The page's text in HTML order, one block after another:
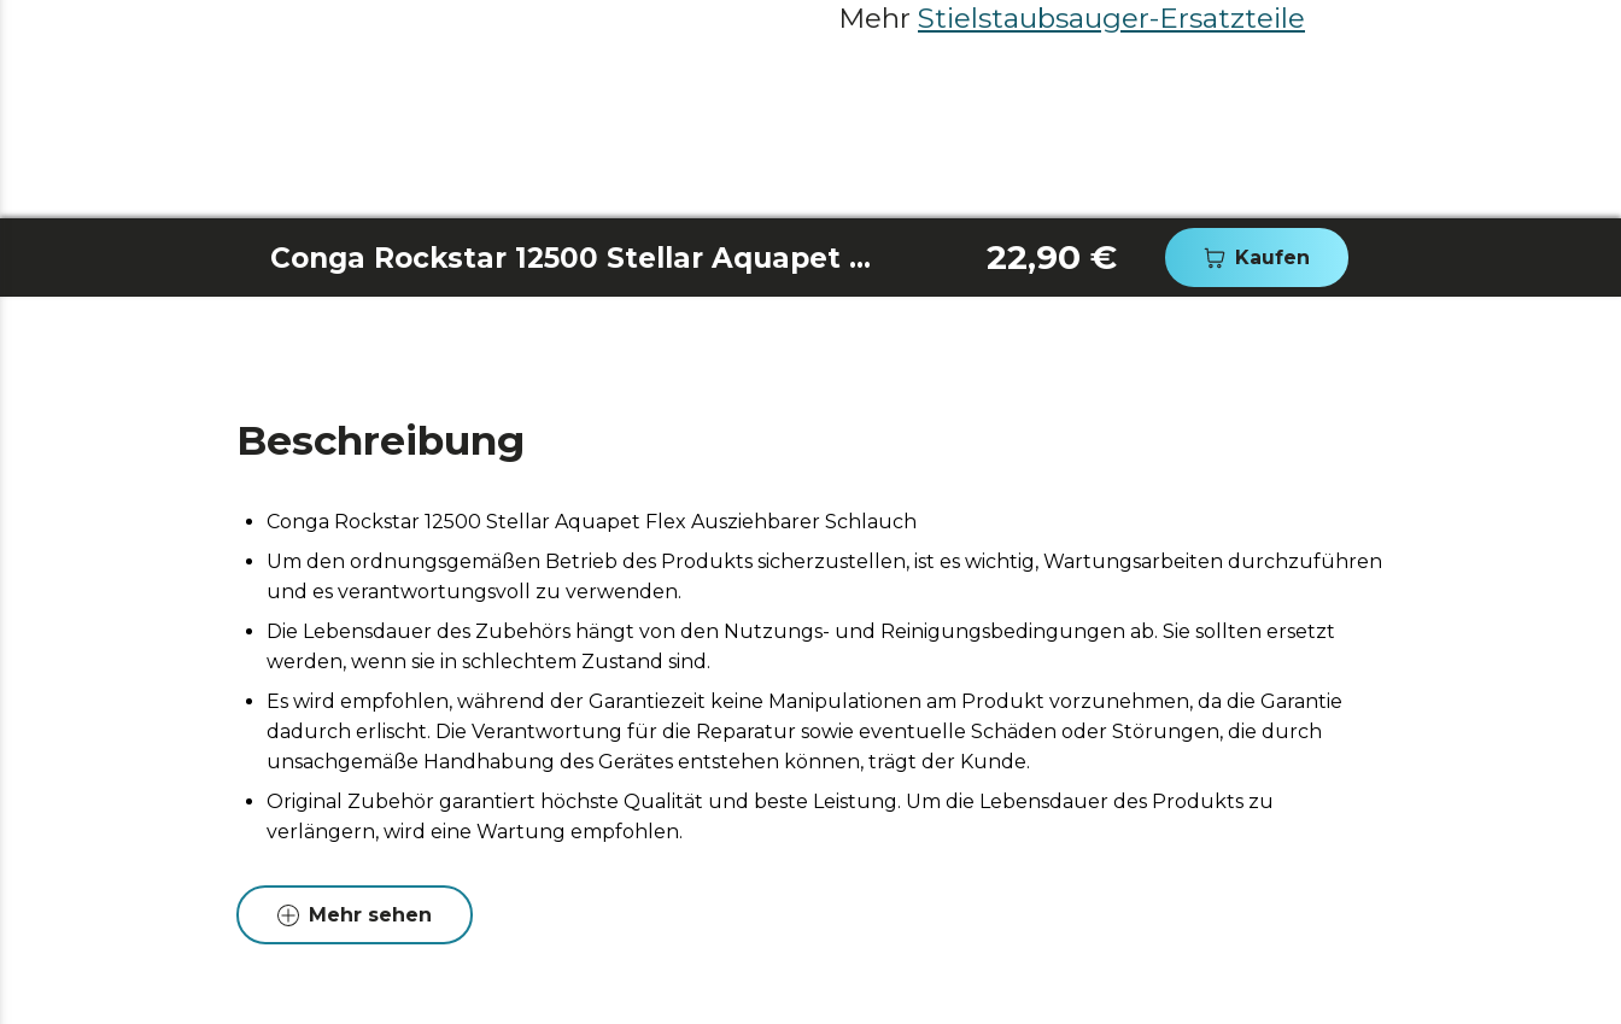
Mehr Stielstaubsauger-Ersatzteile
Conga Rockstar 12500 Stellar Aquapet Flex Ausziehbarer Schlauch 22,90 € Kaufen
Beschreibung
Conga Rockstar 12500 Stellar Aquapet Flex Ausziehbarer Schlauch
Um den ordnungsgemäßen Betrieb des Produkts sicherzustellen, ist es wichtig, Wartungsarbeiten durchzuführen
und es verantwortungsvoll zu verwenden.
Die Lebensdauer des Zubehörs hängt von den Nutzungs- und Reinigungsbedingungen ab. Sie sollten ersetzt
werden, wenn sie in schlechtem Zustand sind.
Es wird empfohlen, während der Garantiezeit keine Manipulationen am Produkt vorzunehmen, da die Garantie
dadurch erlischt. Die Verantwortung für die Reparatur sowie eventuelle Schäden oder Störungen, die durch
unsachgemäße Handhabung des Gerätes entstehen können, trägt der Kunde.
Original Zubehör garantiert höchste Qualität und beste Leistung. Um die Lebensdauer des Produkts zu
verlängern, wird eine Wartung empfohlen.
Mehr sehen